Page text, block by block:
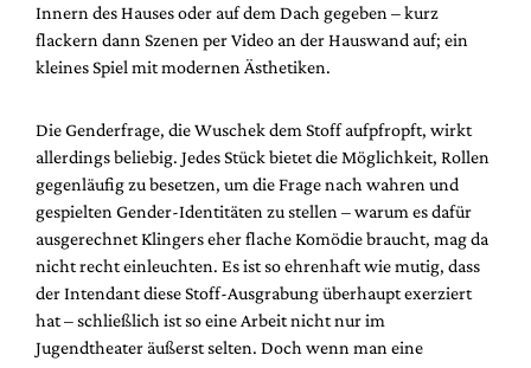
Innern des Hauses oder auf dem Dach gegeben – kurz
flackern dann Szenen per Video an der Hauswand auf; ein
kleines Spiel mit modernen Ästhetiken.
Die Genderfrage, die Wuschek dem Stoff aufpfropft, wirkt
allerdings beliebig. Jedes Stück bietet die Möglichkeit, Rollen
gegenläufig zu besetzen, um die Frage nach wahren und
gespielten Gender-Identitäten zu stellen – warum es dafür
ausgerechnet Klingers eher flache Komödie braucht, mag da
nicht recht einleuchten. Es ist so ehrenhaft wie mutig, dass
der Intendant diese Stoff-Ausgrabung überhaupt exerziert
hat – schließlich ist so eine Arbeit nicht nur im
Jugendtheater äußerst selten. Doch wenn man eine